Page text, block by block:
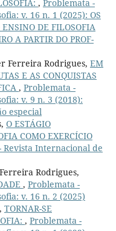
, Problemata -
v. 16 n. 1 (2025): OS
DE FILOSOFIA
A PARTIR DO PROF-
Ferreira Rodrigues, EM
E AS CONQUISTAS
, Problemata -
v. 9 n. 3 (2018):
especial
O ESTÁGIO
COMO EXERCÍCIO
Revista Internacional de
Rodrigues,
, Problemata -
v. 16 n. 2 (2025)
TORNAR-SE
, Problemata -